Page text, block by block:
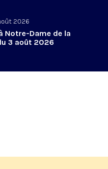
2026
Notre-Dame de la
3 août 2026